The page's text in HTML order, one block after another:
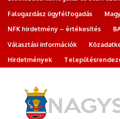
Falugazdász ügyfélfogadás
NFK hirdetmény – értékesítés
Választási információk
Hirdetmények